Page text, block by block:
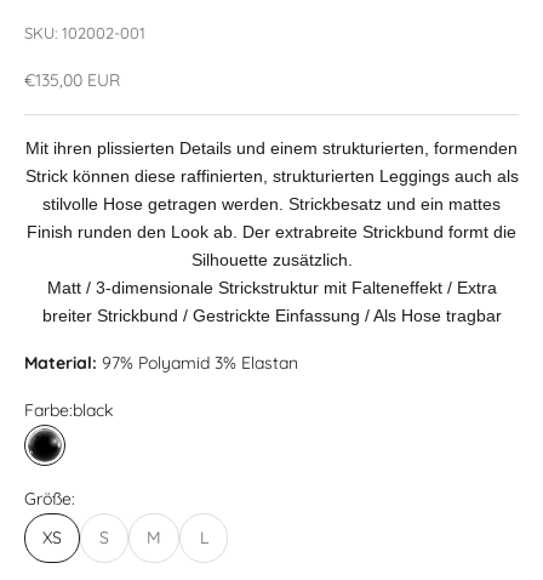
SKU: 102002-001
Angebot
€135,00 EUR
Mit ihren plissierten Details und einem strukturierten, formenden
Strick können diese raffinierten, strukturierten Leggings auch als
stilvolle Hose getragen werden. Strickbesatz und ein mattes
Finish runden den Look ab. Der extrabreite Strickbund formt die
Silhouette zusätzlich.
Matt / 3-dimensionale Strickstruktur mit Falteneffekt / Extra
breiter Strickbund / Gestrickte Einfassung / Als Hose tragbar
Material: 97% Polyamid 3% Elastan
Farbe:black
black
Größe:
XS
S M L